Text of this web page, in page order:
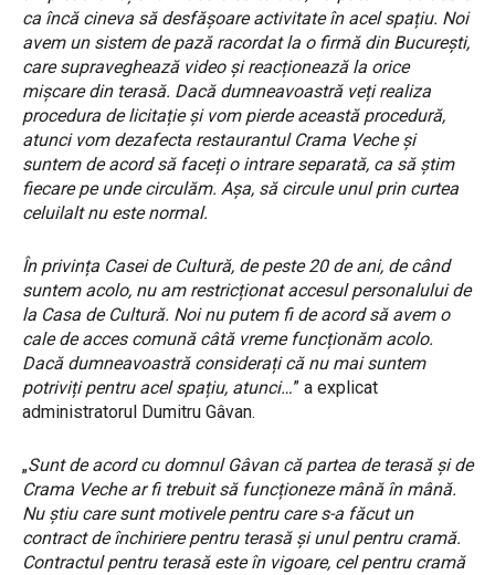
ca încă cineva să desfășoare activitate în acel spațiu. Noi
avem un sistem de pază racordat la o firmă din București,
care supraveghează video și reacționează la orice
mișcare din terasă. Dacă dumneavoastră veți realiza
procedura de licitație și vom pierde această procedură,
atunci vom dezafecta restaurantul Crama Veche și
suntem de acord să faceți o intrare separată, ca să știm
fiecare pe unde circulăm. Așa, să circule unul prin curtea
celuilalt nu este normal.
În privința Casei de Cultură, de peste 20 de ani, de când
suntem acolo, nu am restricționat accesul personalului de
la Casa de Cultură. Noi nu putem fi de acord să avem o
cale de acces comună câtă vreme funcționăm acolo.
Dacă dumneavoastră considerați că nu mai suntem
potriviți pentru acel spațiu, atunci…” a explicat
administratorul Dumitru Gâvan.
„Sunt de acord cu domnul Gâvan că partea de terasă și de
Crama Veche ar fi trebuit să funcționeze mână în mână.
Nu știu care sunt motivele pentru care s-a făcut un
contract de închiriere pentru terasă și unul pentru cramă.
Contractul pentru terasă este în vigoare, cel pentru cramă